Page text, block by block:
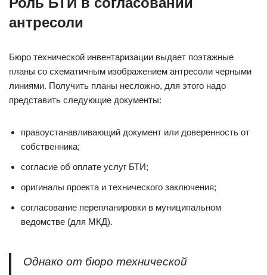
антресоли
Бюро технической инвентаризации выдает поэтажные
планы со схематичным изображением антресоли черными
линиями. Получить планы несложно, для этого надо
представить следующие документы:
правоустанавливающий документ или доверенность от
собственника;
согласие об оплате услуг БТИ;
оригиналы проекта и технического заключения;
согласование перепланировки в муниципальном
ведомстве (для МКД).
Однако от бюро технической